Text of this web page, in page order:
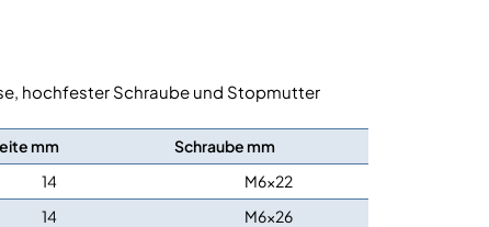
hochfester Schraube und Stopmutter
mm
Schraube mm
14
M6x22
14
M6x26